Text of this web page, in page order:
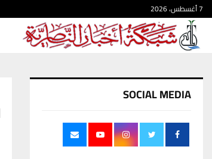
7 أغسطس، 2026
SOCIAL MEDIA